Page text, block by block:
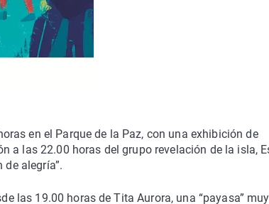
en el Parque de la Paz, con una exhibición de
a las 22.00 horas del grupo revelación de la isla,
de alegría”.
las 19.00 horas de Tita Aurora, una “payasa” muy